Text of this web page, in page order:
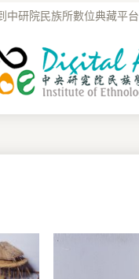
中研院民族所數位典藏平台